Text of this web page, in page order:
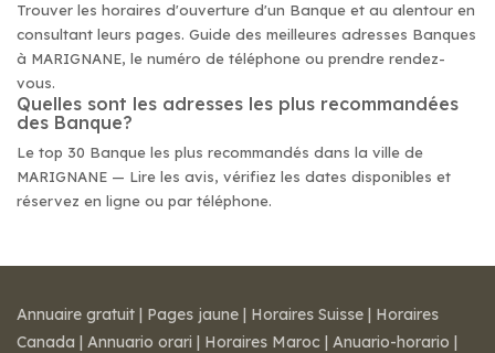
Trouver les horaires d'ouverture d'un Banque et au alentour en
consultant leurs pages. Guide des meilleures adresses Banques
à MARIGNANE, le numéro de téléphone ou prendre rendez-
vous.
Quelles sont les adresses les plus recommandées
des Banque?
Le top 30 Banque les plus recommandés dans la ville de
MARIGNANE — Lire les avis, vérifiez les dates disponibles et
réservez en ligne ou par téléphone.
Annuaire gratuit | Pages jaune | Horaires Suisse | Horaires
Canada | Annuario orari | Horaires Maroc | Anuario-horario |